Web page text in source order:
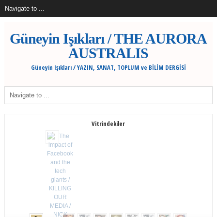
Güneyin Işıkları / THE AURORA
AUSTRALIS
Güneyin Işıkları / YAZIN, SANAT, TOPLUM ve BİLİM DERGİSİ
Vitrindekiler